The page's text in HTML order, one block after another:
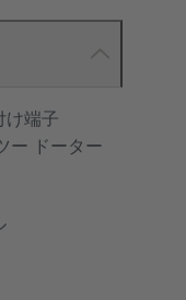
け端子
ー ドーター